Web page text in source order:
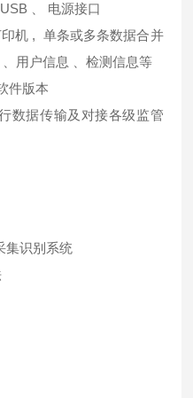
、 电源接口
机 , 单条或多条数据合并
用户信息 、检测信息等
件版本
数据传输及对接各级监管
集识别系统